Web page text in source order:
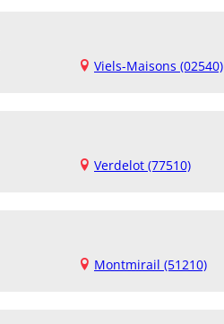
Viels-Maisons (02540)
Verdelot (77510)
Montmirail (51210)